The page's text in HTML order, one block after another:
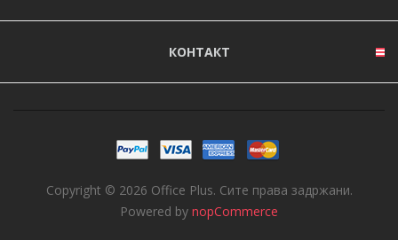
КОНТАКТ
Copyright © 2026 Office Plus. Сите права задржани.
Powered by nopCommerce